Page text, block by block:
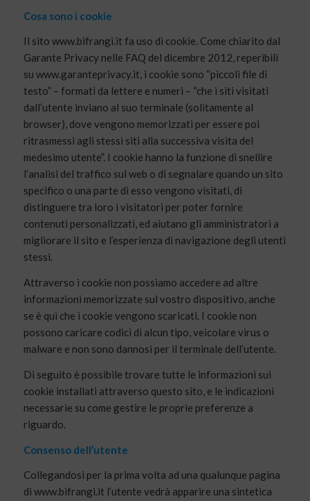
Cosa sono i cookie
Il sito www.bifrangi.it fa uso di cookie. Come chiarito dal
Garante Privacy nelle FAQ del dicembre 2012, reperibili
su www.garanteprivacy.it, i cookie sono “piccoli file di
testo” – formati da lettere e numeri – “che i siti visitati
dall’utente inviano al suo terminale (solitamente al
browser), dove vengono memorizzati per essere poi
ritrasmessi agli stessi siti alla successiva visita del
medesimo utente”. I cookie hanno la funzione di snellire
l’analisi del traffico sul web o di segnalare quando un sito
specifico o una parte di esso vengono visitati, di
distinguere tra loro i visitatori per poter fornire
contenuti personalizzati, ed aiutano gli amministratori a
migliorare il sito e l’esperienza di navigazione degli utenti
stessi.
Attraverso i cookie non possiamo accedere ad altre
informazioni memorizzate sul vostro dispositivo, anche
se è qui che i cookie vengono scaricati. I cookie non
possono caricare codici di alcun tipo, veicolare virus o
malware e non sono dannosi per il terminale dell’utente.
Di seguito è possibile trovare tutte le informazioni sui
cookie installati attraverso questo sito, e le indicazioni
necessarie su come gestire le proprie preferenze a
riguardo.
Consenso dell’utente
Collegandosi per la prima volta ad una qualunque pagina
di www.bifrangi.it l’utente vedrà apparire una sintetica